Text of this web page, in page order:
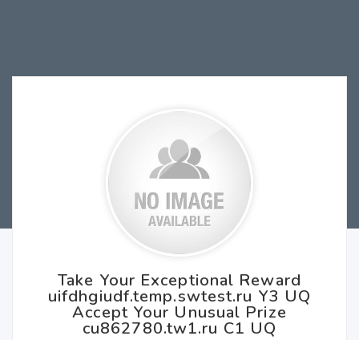
Take Your Exceptional Reward
uifdhgiudf.temp.swtest.ru Y3 UQ
Accept Your Unusual Prize
cu862780.tw1.ru C1 UQ